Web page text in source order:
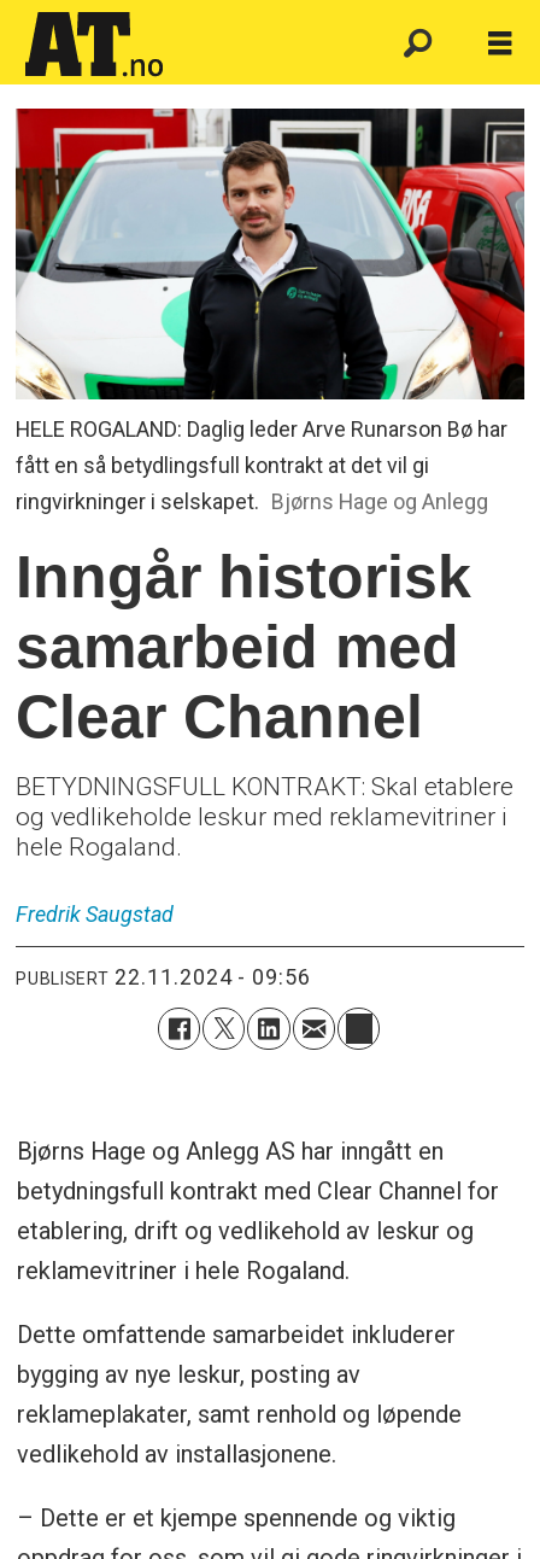
HELE ROGALAND: Daglig leder Arve Runarson Bø har
fått en så betydlingsfull kontrakt at det vil gi
ringvirkninger i selskapet. Bjørns Hage og Anlegg
Inngår historisk
samarbeid med
Clear Channel
BETYDNINGSFULL KONTRAKT: Skal etablere
og vedlikeholde leskur med reklamevitriner i
hele Rogaland.
Fredrik Saugstad
PUBLISERT 22.11.2024 - 09:56
Bjørns Hage og Anlegg AS har inngått en
betydningsfull kontrakt med Clear Channel for
etablering, drift og vedlikehold av leskur og
reklamevitriner i hele Rogaland.
Dette omfattende samarbeidet inkluderer
bygging av nye leskur, posting av
reklameplakater, samt renhold og løpende
vedlikehold av installasjonene.
– Dette er et kjempe spennende og viktig